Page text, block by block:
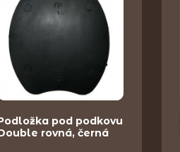
pod podkovu
rovná, černá